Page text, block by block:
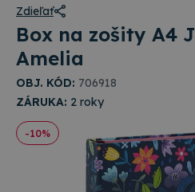
-10%
Zdieľať
Box na zošity A4
Amelia
OBJ. KÓD: 706918
ZÁRUKA: 2 roky